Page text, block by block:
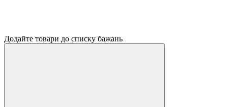
Додайте товари до списку бажань